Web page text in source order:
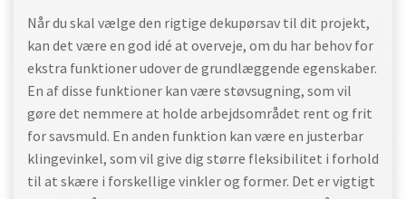
Når du skal vælge den rigtige dekupørsav til dit projekt,
kan det være en god idé at overveje, om du har behov for
ekstra funktioner udover de grundlæggende egenskaber.
En af disse funktioner kan være støvsugning, som vil
gøre det nemmere at holde arbejdsområdet rent og frit
for savsmuld. En anden funktion kan være en justerbar
klingevinkel, som vil give dig større fleksibilitet i forhold
til at skære i forskellige vinkler og former. Det er vigtigt